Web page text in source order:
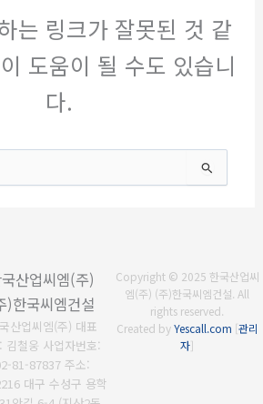
는 링크가 잘못된 것 같
도움이 될 수도 있습니
다.
산업씨엠(주)
)한국씨엠건설
산업씨엠(주) 대표
김철웅 사업자번호:
81-87837 주소:
대구 수성구 용학
Copyright © 2025 한국산업씨
엠(주) (주)한국씨엠건설. All
rights reserved.
Created byYescall.com [관리
자]